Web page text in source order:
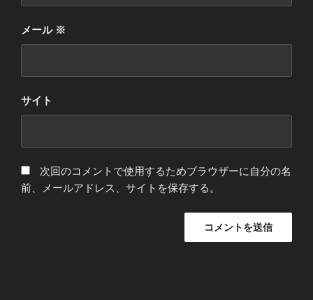
メール ※
サイト
次回のコメントで使用するためブラウザーに自分の名
前、メールアドレス、サイトを保存する。